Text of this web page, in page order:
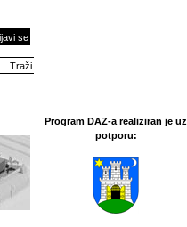
se
Program DAZ-a realiziran je uz
potporu: